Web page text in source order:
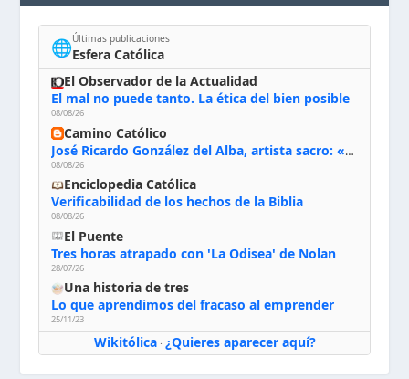
🌐Últimas publicaciones
Esfera Católica
El Observador de la Actualidad
El mal no puede tanto. La ética del bien posible
08/08/26
Camino Católico
José Ricardo González del Alba, artista sacro: «Yo oro, hablo con Dios, le pido al Espíritu Santo su inspiración y siempre pinto rezando el rosario para que sea Él quien actúe a través de mis manos»
08/08/26
Enciclopedia Católica
Verificabilidad de los hechos de la Biblia
08/08/26
El Puente
Tres horas atrapado con 'La Odisea' de Nolan
28/07/26
Una historia de tres
Lo que aprendimos del fracaso al emprender
25/11/23
Wikitólica· ¿Quieres aparecer aquí?